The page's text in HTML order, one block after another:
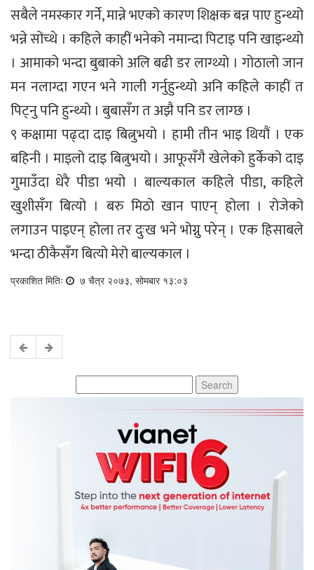
सबैले नमस्कार गर्ने, मान्ने भएको कारण शिक्षक बन्न पाए हुन्थ्यो
भन्ने सोंच्थे । कहिले काहीं भनेको नमान्दा पिटाइ पनि खाइन्थ्यो
। आमाको भन्दा बुबाको अलि बढी डर लाग्थ्यो । गोठालो जान
मन नलाग्दा गएन भने गाली गर्नुहुन्थ्यो अनि कहिले काहीं त
पिट्नु पनि हुन्थ्यो । बुबासँग त अझै पनि डर लाग्छ ।
९ कक्षामा पढ्दा दाइ बित्नुभयो । हामी तीन भाइ थियौं । एक
बहिनी । माइलो दाइ बित्नुभयो । आफूसँगै खेलेको हुर्केको दाइ
गुमाउँदा धेरै पीडा भयो । बाल्यकाल कहिले पीडा, कहिले
खुशीसँग बित्यो । बरु मिठो खान पाएन् होला । रोजेको
लगाउन पाइएन् होला तर दुःख भने भोग्नु परेन् । एक हिसाबले
भन्दा ठीकैसँग बित्यो मेरो बाल्यकाल ।
प्रकाशित मितिः ७ चैत्र २०७३, सोमबार १३:०३
for: